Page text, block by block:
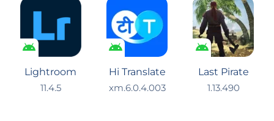
Last Pirate
1.13.490
Hi Translate
6.0.4.003.xm
Lightroom
11.4.5